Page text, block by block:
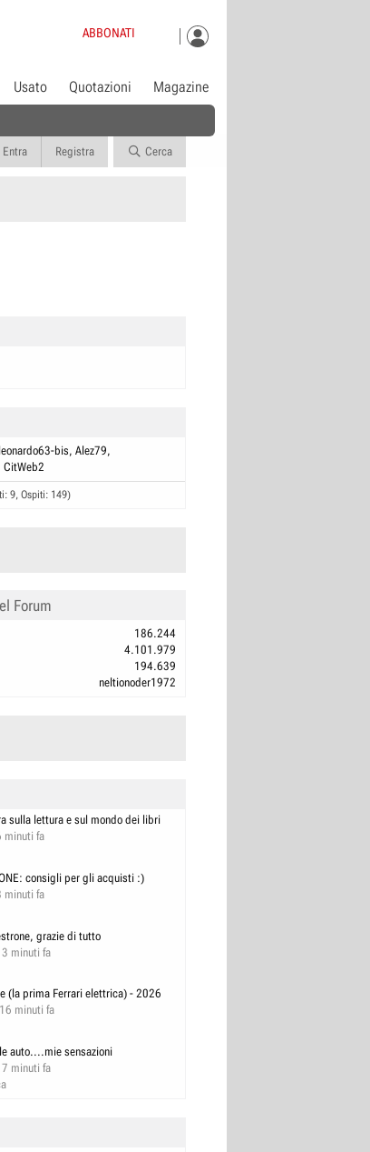
ABBONATI
Usato Quotazioni Magazine
Entra Registra Cerca
bis Alez79
CitWeb2
9, Ospiti: 149)
Forum
186.244
4.101.979
194.639
neltionoder1972
sulla lettura e sul mondo dei libri
minuti fa
consigli per gli acquisti :)
minuti fa
grazie di tutto
minuti fa
(la prima Ferrari elettrica) - 2026
16 minuti fa
auto....mie sensazioni
minuti fa